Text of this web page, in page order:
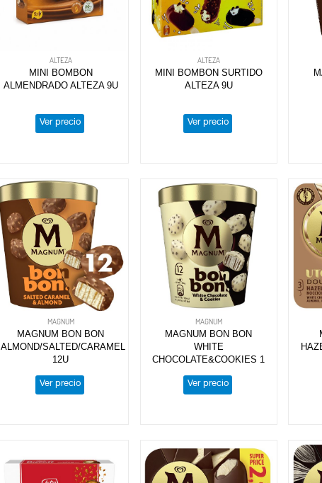
ALTEZA
MINI BOMBON
ALMENDRADO ALTEZA 9U
Ver precio
ALTEZA
MINI BOMBON SURTIDO
ALTEZA 9U
Ver precio
MAGNUM
MAGNUM BON BON
ALMOND/SALTED/CARAMEL
12U
Ver precio
MAGNUM
MAGNUM BON BON
WHITE
CHOCOLATE&COOKIES 1
Ver precio